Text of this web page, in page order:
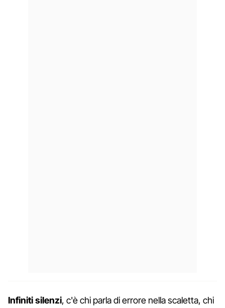
Infiniti silenzi, c'è chi parla di errore nella scaletta, chi